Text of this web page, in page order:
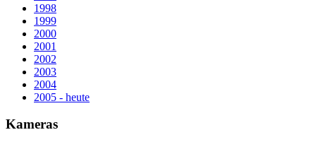
1998
1999
2000
2001
2002
2003
2004
2005 - heute
Kameras